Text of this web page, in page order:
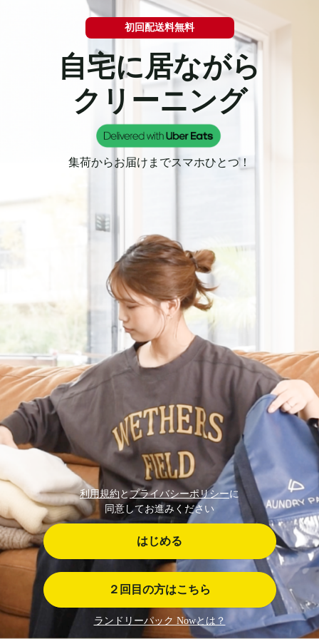
初回配送料無料
自宅に居ながら
クリーニング
集荷からお届けまでスマホひとつ！
利用規約 とプライバシーポリシーに
同意してお進みください
はじめる
２回目の方はこちら
ランドリーパック Nowとは？